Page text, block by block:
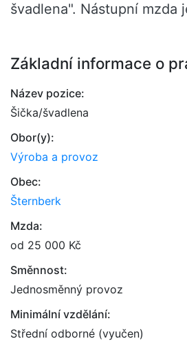
švadlena". Nástupní mzda
Základní informace o
Název pozice:
Šička/švadlena
Obor(y):
Výroba a provoz
Obec:
Šternberk
Mzda:
od 25 000 Kč
Směnnost:
Jednosměnný provoz
Minimální vzdělání:
Střední odborné (vyučen)